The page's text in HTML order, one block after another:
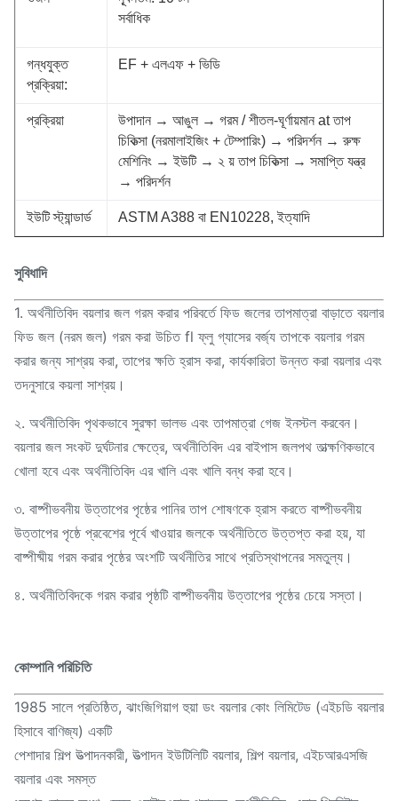
সর্বাধিক
গন্ধযুক্ত
প্রক্রিয়া:
EF + এলএফ + ভিডি
প্রক্রিয়া
উপাদান → আঙুল → গরম / শীতল-ঘূর্ণায়মান at তাপ
চিকিত্সা (নরমালাইজিং + টেম্পারিং) → পরিদর্শন → রুক্ষ
মেশিনিং → ইউটি → ২ য় তাপ চিকিত্সা → সমাপ্তি যন্ত্র
→ পরিদর্শন
ইউটি স্ট্যান্ডার্ড ASTM A388 বা EN10228, ইত্যাদি
সুবিধাদি
1. অর্থনীতিবিদ বয়লার জল গরম করার পরিবর্তে ফিড জলের তাপমাত্রা বাড়াতে বয়লার
ফিড জল (নরম জল) গরম করা উচিত fl ফ্লু গ্যাসের বর্জ্য তাপকে বয়লার গরম
করার জন্য সাশ্রয় করা, তাপের ক্ষতি হ্রাস করা, কার্যকারিতা উন্নত করা বয়লার এবং
তদনুসারে কয়লা সাশ্রয়।
২. অর্থনীতিবিদ পৃথকভাবে সুরক্ষা ভালভ এবং তাপমাত্রা গেজ ইনস্টল করবেন।
বয়লার জল সংকট দুর্ঘটনার ক্ষেত্রে, অর্থনীতিবিদ এর বাইপাস জলপথ তাত্ক্ষণিকভাবে
খোলা হবে এবং অর্থনীতিবিদ এর খালি এবং খালি বন্ধ করা হবে।
৩. বাষ্পীভবনীয় উত্তাপের পৃষ্ঠের পানির তাপ শোষণকে হ্রাস করতে বাষ্পীভবনীয়
উত্তাপের পৃষ্ঠে প্রবেশের পূর্বে খাওয়ার জলকে অর্থনীতিতে উত্তপ্ত করা হয়, যা
বাষ্পীষ্মীয় গরম করার পৃষ্ঠের অংশটি অর্থনীতির সাথে প্রতিস্থাপনের সমতুল্য।
৪. অর্থনীতিবিদকে গরম করার পৃষ্ঠটি বাষ্পীভবনীয় উত্তাপের পৃষ্ঠের চেয়ে সস্তা।
কোম্পানি পরিচিতি
1985 সালে প্রতিষ্ঠিত, ঝাংজিগিয়াগ হুয়া ডং বয়লার কোং লিমিটেড (এইচডি বয়লার
হিসাবে বাণিজ্য) একটি
পেশাদার শিল্প উত্পাদনকারী, উত্পাদন ইউটিলিটি বয়লার, শিল্প বয়লার, এইচআরএসজি
বয়লার এবং সমস্ত